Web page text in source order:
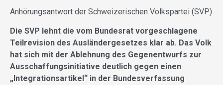
Anhörungsantwort der Schweizerischen Volkspartei (SVP)
Die SVP lehnt die vom Bundesrat vorgeschlagene
Teilrevision des Ausländergesetzes klar ab. Das Volk
hat sich mit der Ablehnung des Gegenentwurfs zur
Ausschaffungsinitiative deutlich gegen einen
„Integrationsartikel“ in der Bundesverfassung